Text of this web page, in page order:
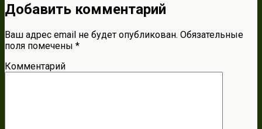
Добавить комментарий
Ваш адрес email не будет опубликован. Обязательные
поля помечены *
Комментарий